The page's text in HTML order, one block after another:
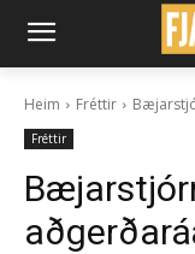
Heim Fréttir
Fréttir